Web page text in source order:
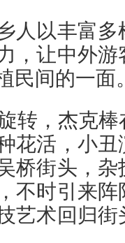
人以丰富
，让中外
民间的一面
转，杰克
花活，小
桥街头，
不时引来
艺术回归